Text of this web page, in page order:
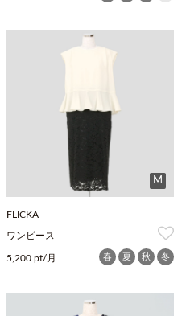
M
FLICKA
ワンピース
5,200 pt/月 春 夏 秋 冬